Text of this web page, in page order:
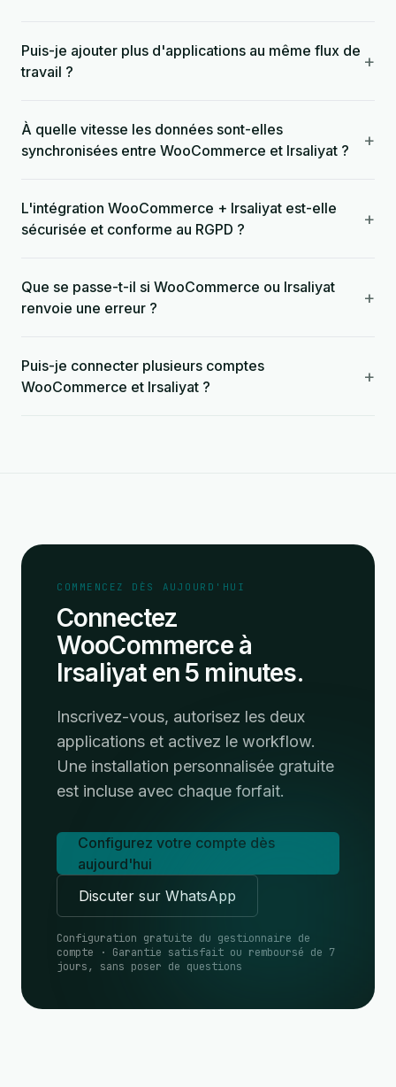
Puis-je ajouter plus d'applications au même flux de
travail ?
+
À quelle vitesse les données sont-elles
synchronisées entre WooCommerce et Irsaliyat ?
+
L'intégration WooCommerce + Irsaliyat est-elle
sécurisée et conforme au RGPD ?
+
Que se passe-t-il si WooCommerce ou Irsaliyat
renvoie une erreur ?
+
Puis-je connecter plusieurs comptes
WooCommerce et Irsaliyat ?
+
COMMENCEZ DÈS AUJOURD'HUI
Connectez
WooCommerce à
Irsaliyat en 5 minutes.
Inscrivez-vous, autorisez les deux
applications et activez le workflow.
Une installation personnalisée gratuite
est incluse avec chaque forfait.
Configurez votre compte dès
aujourd'hui
Discuter sur WhatsApp
Configuration gratuite du gestionnaire de
compte · Garantie satisfait ou remboursé de 7
jours, sans poser de questions